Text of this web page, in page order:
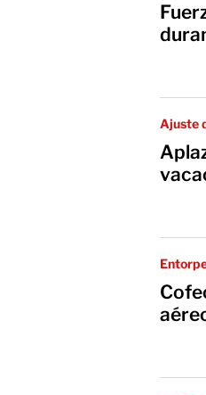
Ajuste